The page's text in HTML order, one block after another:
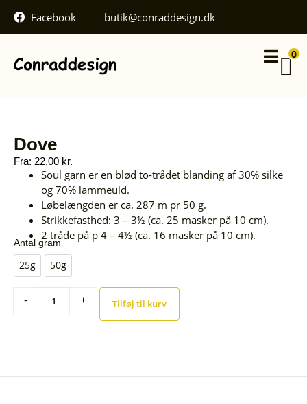
Facebook butik@conraddesign.dk
0
kurv
er
inkluderet,
fragt
regnes
kassen.
Gå til
Se
Dove
Fra: 22,00 kr.
Soul garn er en blød to-trådet blanding af 30% silke
og 70% lammeuld.
Løbelængden er ca. 287 m pr 50 g.
Strikkefasthed: 3 – 3½ (ca. 25 masker på 10 cm).
2 tråde på p 4 – 4½ (ca. 16 masker på 10 cm).
Antal gram
25g 50g
- + Tilføj til kurv